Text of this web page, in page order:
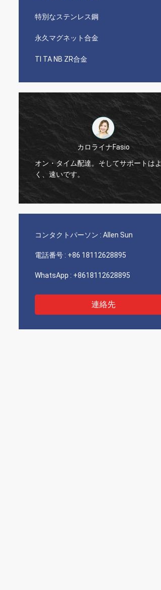
特別なステンレス鋼
永久マグネット合金
TI TA NB ZR合金
カロライナFasio
オン・タイム配達。そしてサポートはよ
く、速いです。
コンタクトパーソン : Allen Sun
電話番号 : +86 18112628895
WhatsApp : +8618112628895
連絡先